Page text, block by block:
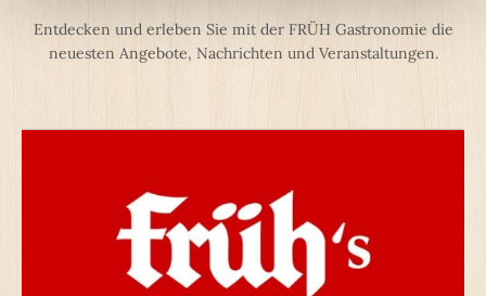
Entdecken und erleben Sie mit der FRÜH Gastronomie die
neuesten Angebote, Nachrichten und Veranstaltungen.